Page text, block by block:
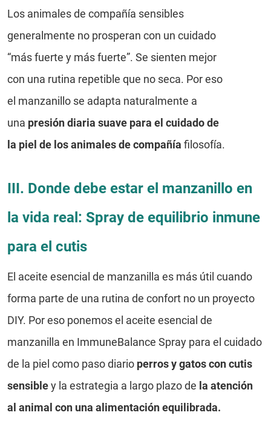
Los animales de compañía sensibles
generalmente no prosperan con un cuidado
“más fuerte y más fuerte”. Se sienten mejor
con una rutina repetible que no seca. Por eso
el manzanillo se adapta naturalmente a
una presión diaria suave para el cuidado de
la piel de los animales de compañía filosofía.
III. Donde debe estar el manzanillo en
la vida real: Spray de equilibrio inmune
para el cutis
El aceite esencial de manzanilla es más útil cuando
forma parte de una rutina de confort no un proyecto
DIY. Por eso ponemos el aceite esencial de
manzanilla en ImmuneBalance Spray para el cuidado
de la piel como paso diario perros y gatos con cutis
sensibley la estrategia a largo plazo de la atención
al animal con una alimentación equilibrada.